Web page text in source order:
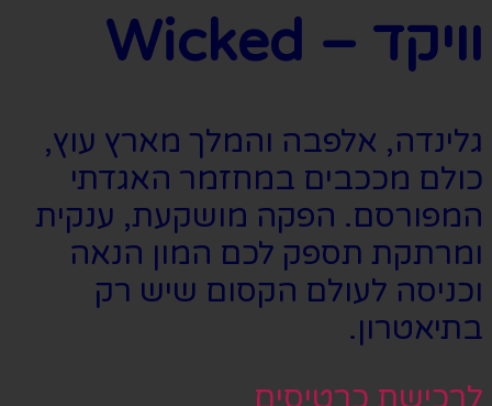
וויקד – Wicked
גלינדה, אלפבה והמלך מארץ עוץ,
כולם מככבים במחזמר האגדתי
המפורסם. הפקה מושקעת, ענקית
ומרתקת תספק לכם המון הנאה
וכניסה לעולם הקסום שיש רק
בתיאטרון.
לרכישת כרטיסים